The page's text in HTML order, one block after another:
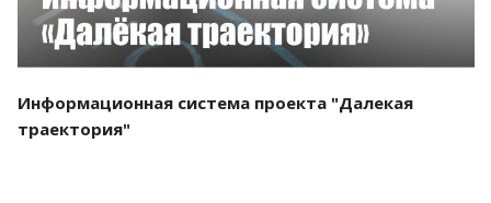
Информационная система проекта "Далекая
траектория"